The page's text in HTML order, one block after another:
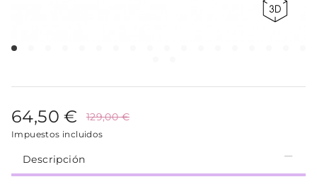
64,50 € 129,00 €
Impuestos incluidos
Descripción